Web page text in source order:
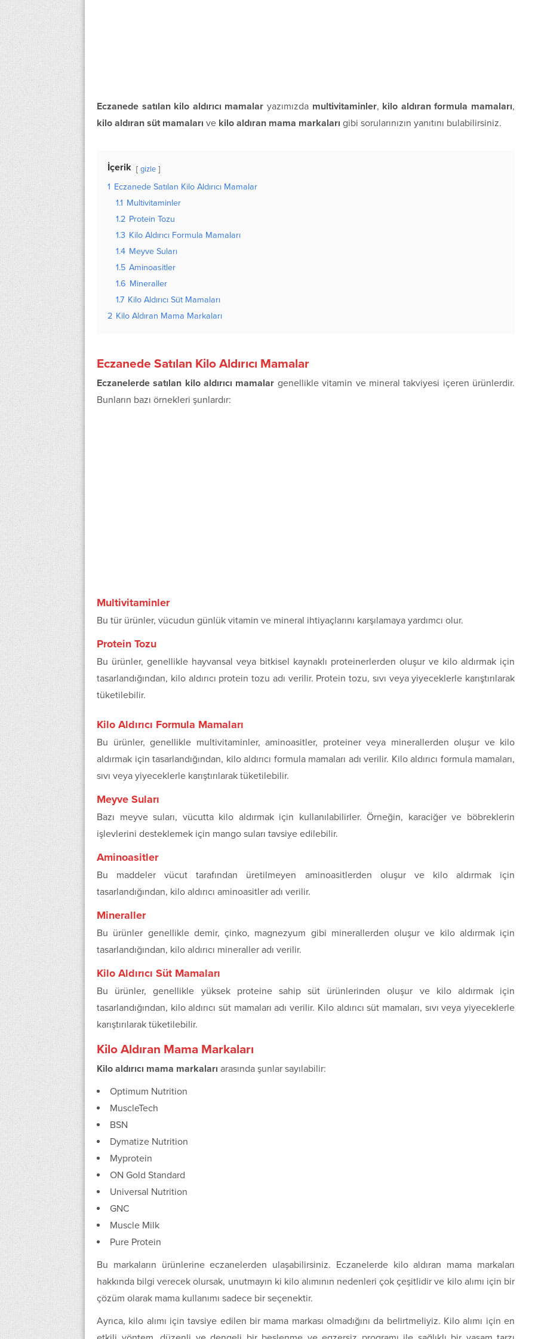
Eczanede satılan kilo aldırıcı mamalar yazımızda multivitaminler, kilo aldıran formula mamaları,
kilo aldıran süt mamaları ve kilo aldıran mama markaları gibi sorularınızın yanıtını bulabilirsiniz.
İçerik gizle
1 Eczanede Satılan Kilo Aldırıcı Mamalar
1.1 Multivitaminler
1.2 Protein Tozu
1.3 Kilo Aldırıcı Formula Mamaları
1.4 Meyve Suları
1.5 Aminoasitler
1.6 Mineraller
1.7 Kilo Aldırıcı Süt Mamaları
2 Kilo Aldıran Mama Markaları
Eczanede Satılan Kilo Aldırıcı Mamalar
Eczanelerde satılan kilo aldırıcı mamalar genellikle vitamin ve mineral takviyesi içeren ürünlerdir.
Bunların bazı örnekleri şunlardır:
Multivitaminler
Bu tür ürünler, vücudun günlük vitamin ve mineral ihtiyaçlarını karşılamaya yardımcı olur.
Protein Tozu
Bu ürünler, genellikle hayvansal veya bitkisel kaynaklı proteinerlerden oluşur ve kilo aldırmak için
tasarlandığından, kilo aldırıcı protein tozu adı verilir. Protein tozu, sıvı veya yiyeceklerle karıştırılarak
tüketilebilir.
Kilo Aldırıcı Formula Mamaları
Bu ürünler, genellikle multivitaminler, aminoasitler, proteiner veya minerallerden oluşur ve kilo
aldırmak için tasarlandığından, kilo aldırıcı formula mamaları adı verilir. Kilo aldırıcı formula mamaları,
sıvı veya yiyeceklerle karıştırılarak tüketilebilir.
Meyve Suları
Bazı meyve suları, vücutta kilo aldırmak için kullanılabilirler. Örneğin, karaciğer ve böbreklerin
işlevlerini desteklemek için mango suları tavsiye edilebilir.
Aminoasitler
Bu maddeler vücut tarafından üretilmeyen aminoasitlerden oluşur ve kilo aldırmak için
tasarlandığından, kilo aldırıcı aminoasitler adı verilir.
Mineraller
Bu ürünler genellikle demir, çinko, magnezyum gibi minerallerden oluşur ve kilo aldırmak için
tasarlandığından, kilo aldırıcı mineraller adı verilir.
Kilo Aldırıcı Süt Mamaları
Bu ürünler, genellikle yüksek proteine sahip süt ürünlerinden oluşur ve kilo aldırmak için
tasarlandığından, kilo aldırıcı süt mamaları adı verilir. Kilo aldırıcı süt mamaları, sıvı veya yiyeceklerle
karıştırılarak tüketilebilir.
Kilo Aldıran Mama Markaları
Kilo aldırıcı mama markaları arasında şunlar sayılabilir:
Optimum Nutrition
MuscleTech
BSN
Dymatize Nutrition
Myprotein
ON Gold Standard
Universal Nutrition
GNC
Muscle Milk
Pure Protein
Bu markaların ürünlerine eczanelerden ulaşabilirsiniz. Eczanelerde kilo aldıran mama markaları
hakkında bilgi verecek olursak, unutmayın ki kilo alımının nedenleri çok çeşitlidir ve kilo alımı için bir
çözüm olarak mama kullanımı sadece bir seçenektir.
Ayrıca, kilo alımı için tavsiye edilen bir mama markası olmadığını da belirtmeliyiz. Kilo alımı için en